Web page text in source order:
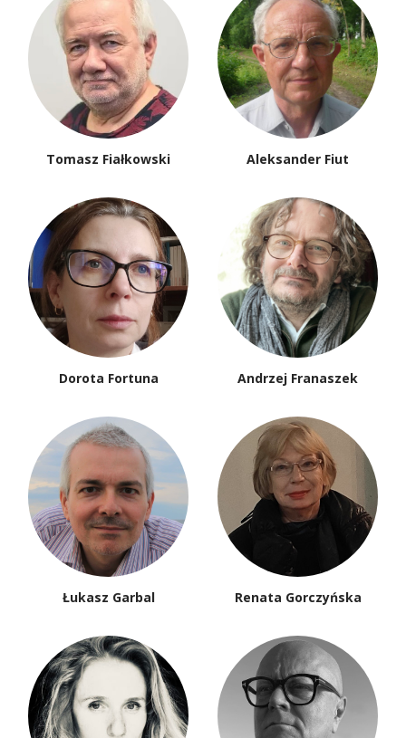
Tomasz Fiałkowski Aleksander Fiut
Dorota Fortuna Andrzej Franaszek
Łukasz Garbal Renata Gorczyńska